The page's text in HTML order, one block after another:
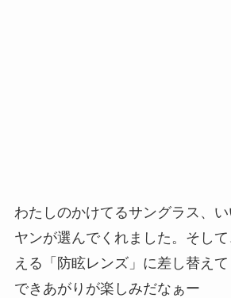
わたしのかけてるサングラス、
ヤンが選んでくれました。そし
える「防眩レンズ」に差し替えて
できあがりが楽しみだなぁー